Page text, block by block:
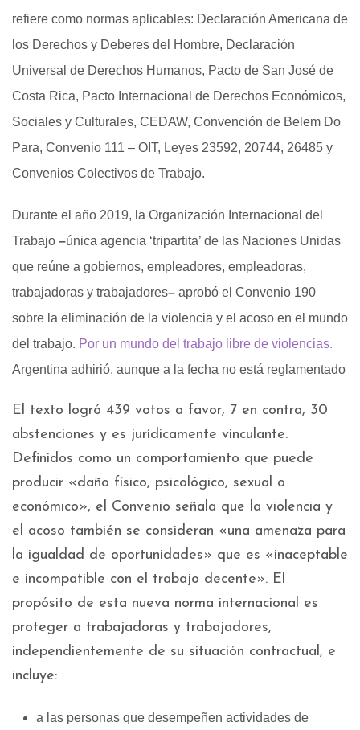
refiere como normas aplicables: Declaración Americana de
los Derechos y Deberes del Hombre, Declaración
Universal de Derechos Humanos, Pacto de San José de
Costa Rica, Pacto Internacional de Derechos Económicos,
Sociales y Culturales, CEDAW, Convención de Belem Do
Para, Convenio 111 – OIT, Leyes 23592, 20744, 26485 y
Convenios Colectivos de Trabajo.
Durante el año 2019, la Organización Internacional del
Trabajo –única agencia ‘tripartita’ de las Naciones Unidas
que reúne a gobiernos, empleadores, empleadoras,
trabajadoras y trabajadores– aprobó el Convenio 190
sobre la eliminación de la violencia y el acoso en el mundo
del trabajo. Por un mundo del trabajo libre de violencias.
Argentina adhirió, aunque a la fecha no está reglamentado
El texto logró 439 votos a favor, 7 en contra, 30
abstenciones y es jurídicamente vinculante.
Definidos como un comportamiento que puede
producir «daño físico, psicológico, sexual o
económico», el Convenio señala que la violencia y
el acoso también se consideran «una amenaza para
la igualdad de oportunidades» que es «inaceptable
e incompatible con el trabajo decente». El
propósito de esta nueva norma internacional es
proteger a trabajadoras y trabajadores,
independientemente de su situación contractual, e
incluye:
a las personas que desempeñen actividades de